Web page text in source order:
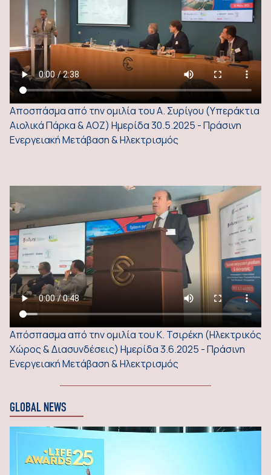
Αποσπάσμα από την ομιλία του Α. Συρίγου (Υπεράκτια
Αιολικά Πάρκα & ΑΟΖ) Ημερίδα 30.5.2025 - Πράσινη
Ενεργειακή Μετάβαση & Ηλεκτρισμός
Απόσπασμα από την ομιλία του Κ. Τσιρέκη (Ηλεκτρικός
Χώρος & Διασυνδέσεις) Ημερίδα 3.6.2025 - Πράσινη
Ενεργειακή Μετάβαση & Ηλεκτρισμός
GLOBAL NEWS